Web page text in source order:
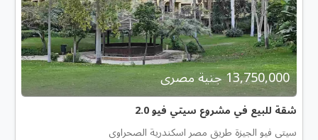
13,750,000 جنية مصرى
شقة للبيع في مشروع سيتي فيو 2.0
سيتى فيو الجيزة طريق مصر اسكندرية الصحراوى